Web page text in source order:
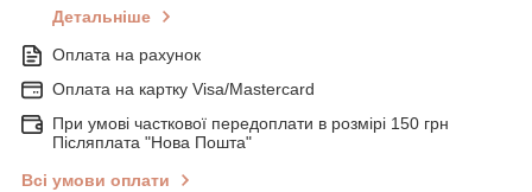
Детальніше
Оплата на рахунок
Оплата на картку Visa/Mastercard
При умові часткової передоплати в розмірі 150 грн
Післяплата "Нова Пошта"
Всі умови оплати